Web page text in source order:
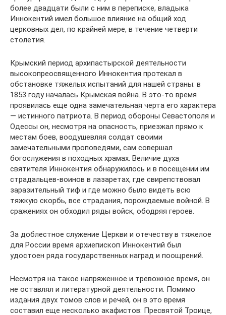
более двадцати были с ним в переписке, владыка
Иннокентий имел большое влияние на общий ход
церковных дел, по крайней мере, в течение четверти
столетия.
Крымский период архипастырской деятельности
высокопреосвященного Иннокентия протекал в
обстановке тяжелых испытаний для нашей страны: в
1853 году началась Крымская война. В это-то время
проявилась еще одна замечательная черта его характера
— истинного патриота. В период обороны Севастополя и
Одессы он, несмотря на опасность, приезжал прямо к
местам боев, воодушевляя солдат своими
замечательными проповедями, сам совершал
богослужения в походных храмах. Величие духа
святителя Иннокентия обнаружилось и в посещении им
страдальцев-воинов в лазаретах, где свирепствовал
заразительный тиф и где можно было видеть всю
тяжкую скорбь, все страдания, порождаемые войной. В
сражениях он обходил ряды войск, ободряя героев.
За доблестное служение Церкви и отечеству в тяжелое
для России время архиепископ Иннокентий был
удостоен ряда государственных наград и поощрений.
Несмотря на такое напряженное и тревожное время, он
не оставлял и литературной деятельности. Помимо
издания двух томов слов и речей, он в это время
составил еще несколько акафистов: Пресвятой Троице,